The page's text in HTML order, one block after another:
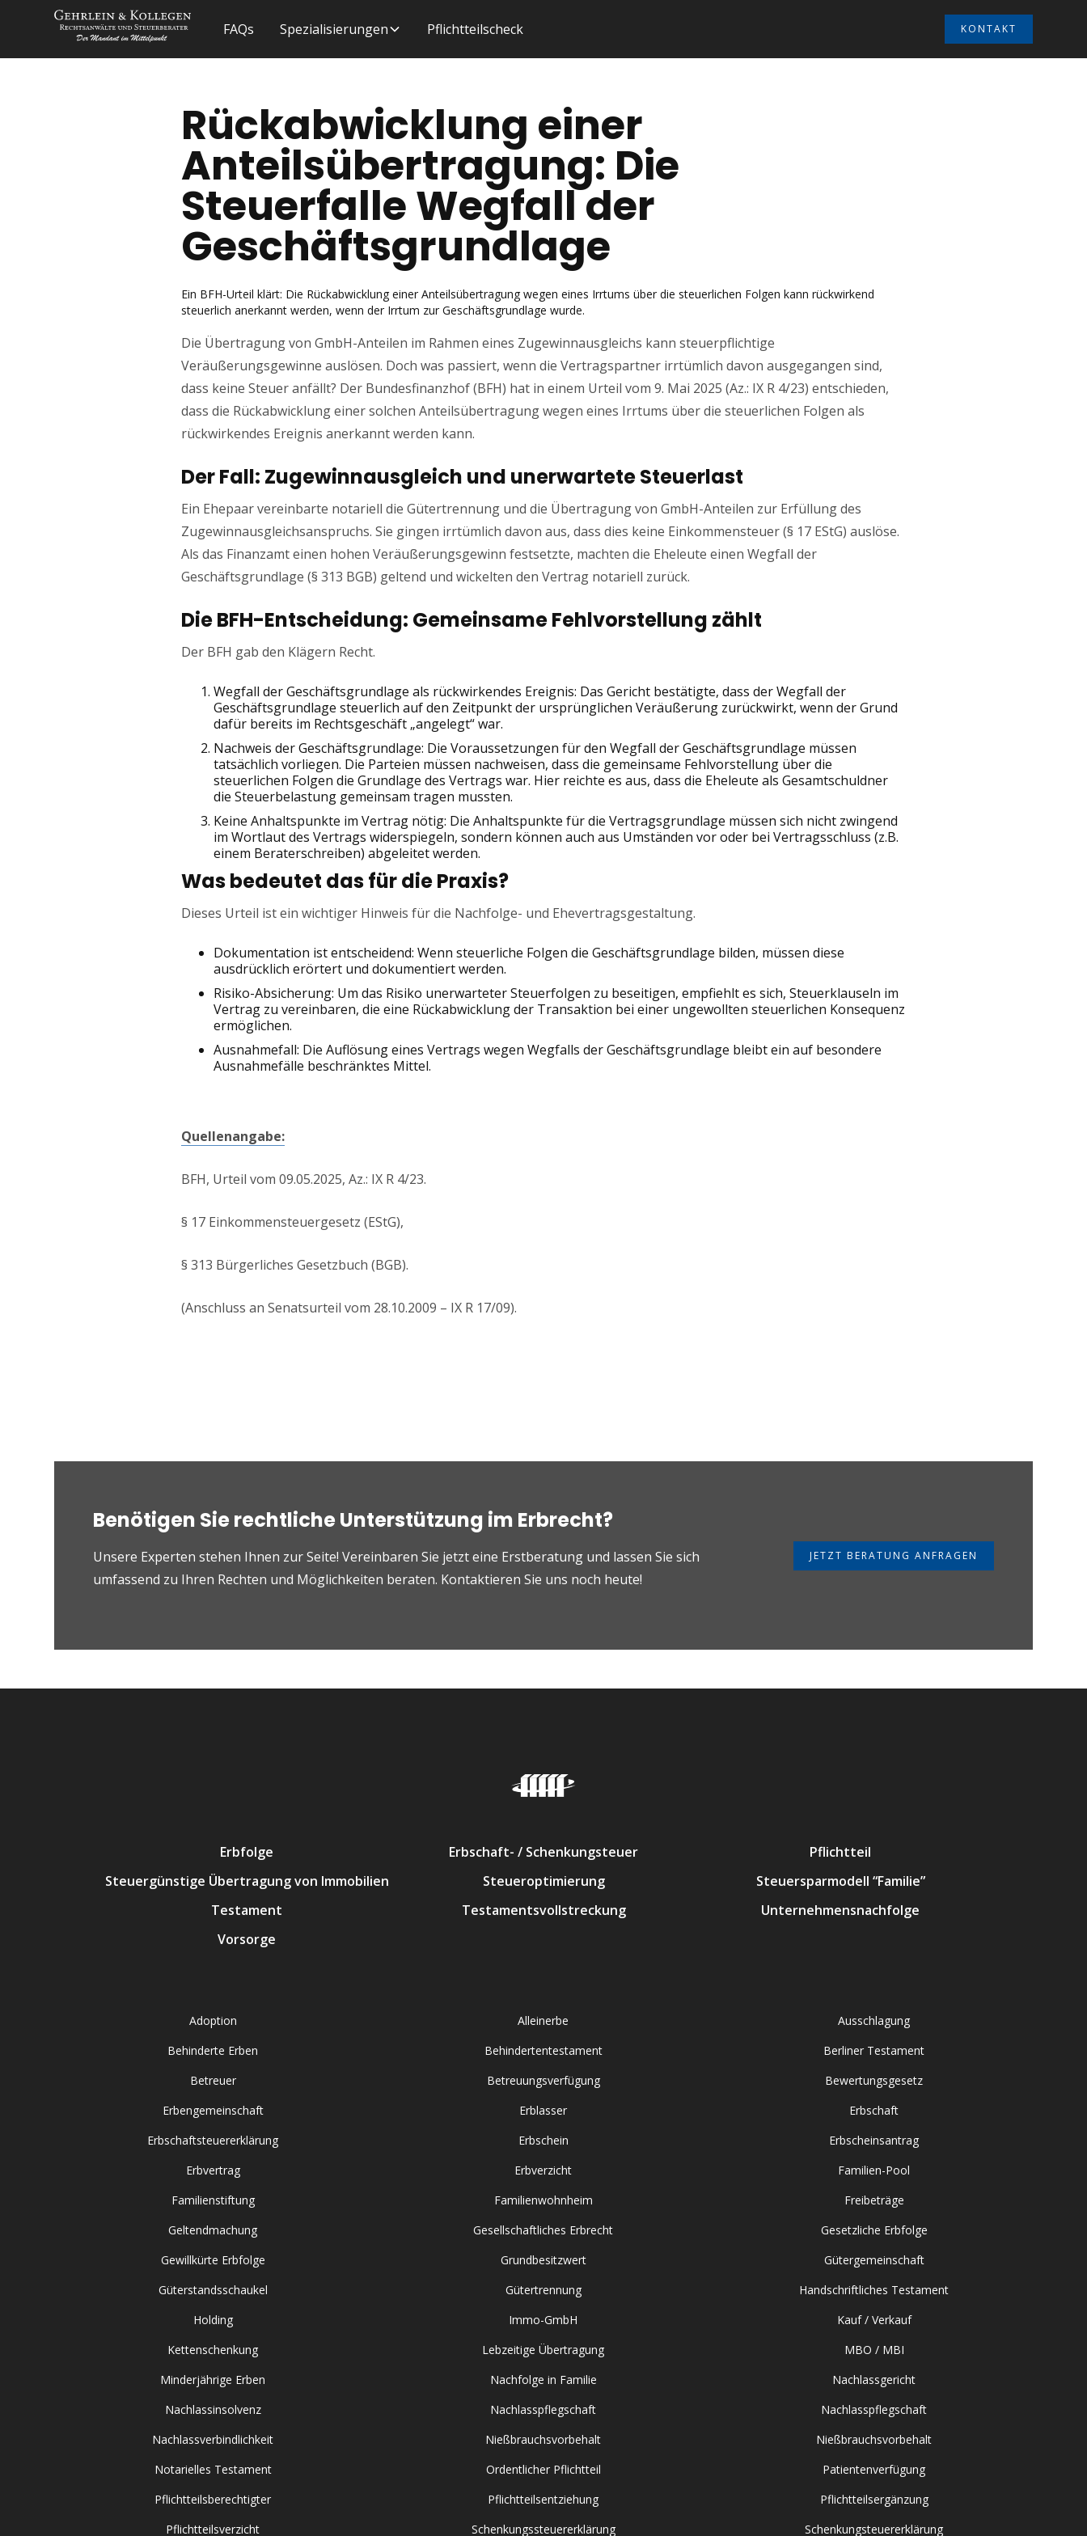
FAQs Spezialisierungen Pflichtteilscheck KONTAKT
Rückabwicklung einer
Anteilsübertragung: Die
Steuerfalle Wegfall der
Geschäftsgrundlage
Ein BFH-Urteil klärt: Die Rückabwicklung einer Anteilsübertragung wegen eines Irrtums über die steuerlichen Folgen kann rückwirkend
steuerlich anerkannt werden, wenn der Irrtum zur Geschäftsgrundlage wurde.
Die Übertragung von GmbH-Anteilen im Rahmen eines Zugewinnausgleichs kann steuerpflichtige
Veräußerungsgewinne auslösen. Doch was passiert, wenn die Vertragspartner irrtümlich davon ausgegangen sind,
dass keine Steuer anfällt? Der Bundesfinanzhof (BFH) hat in einem Urteil vom 9. Mai 2025 (Az.: IX R 4/23) entschieden,
dass die Rückabwicklung einer solchen Anteilsübertragung wegen eines Irrtums über die steuerlichen Folgen als
rückwirkendes Ereignis anerkannt werden kann.
Der Fall: Zugewinnausgleich und unerwartete Steuerlast
Ein Ehepaar vereinbarte notariell die Gütertrennung und die Übertragung von GmbH-Anteilen zur Erfüllung des
Zugewinnausgleichsanspruchs. Sie gingen irrtümlich davon aus, dass dies keine Einkommensteuer (§ 17 EStG) auslöse.
Als das Finanzamt einen hohen Veräußerungsgewinn festsetzte, machten die Eheleute einen Wegfall der
Geschäftsgrundlage (§ 313 BGB) geltend und wickelten den Vertrag notariell zurück.
Die BFH-Entscheidung: Gemeinsame Fehlvorstellung zählt
Der BFH gab den Klägern Recht.
Wegfall der Geschäftsgrundlage als rückwirkendes Ereignis: Das Gericht bestätigte, dass der Wegfall der
Geschäftsgrundlage steuerlich auf den Zeitpunkt der ursprünglichen Veräußerung zurückwirkt, wenn der Grund
dafür bereits im Rechtsgeschäft „angelegt“ war.
Nachweis der Geschäftsgrundlage: Die Voraussetzungen für den Wegfall der Geschäftsgrundlage müssen
tatsächlich vorliegen. Die Parteien müssen nachweisen, dass die gemeinsame Fehlvorstellung über die
steuerlichen Folgen die Grundlage des Vertrags war. Hier reichte es aus, dass die Eheleute als Gesamtschuldner
die Steuerbelastung gemeinsam tragen mussten.
Keine Anhaltspunkte im Vertrag nötig: Die Anhaltspunkte für die Vertragsgrundlage müssen sich nicht zwingend
im Wortlaut des Vertrags widerspiegeln, sondern können auch aus Umständen vor oder bei Vertragsschluss (z.B.
einem Beraterschreiben) abgeleitet werden.
Was bedeutet das für die Praxis?
Dieses Urteil ist ein wichtiger Hinweis für die Nachfolge- und Ehevertragsgestaltung.
Dokumentation ist entscheidend: Wenn steuerliche Folgen die Geschäftsgrundlage bilden, müssen diese
ausdrücklich erörtert und dokumentiert werden.
Risiko-Absicherung: Um das Risiko unerwarteter Steuerfolgen zu beseitigen, empfiehlt es sich, Steuerklauseln im
Vertrag zu vereinbaren, die eine Rückabwicklung der Transaktion bei einer ungewollten steuerlichen Konsequenz
ermöglichen.
Ausnahmefall: Die Auflösung eines Vertrags wegen Wegfalls der Geschäftsgrundlage bleibt ein auf besondere
Ausnahmefälle beschränktes Mittel.
Quellenangabe:
BFH, Urteil vom 09.05.2025, Az.: IX R 4/23.
§ 17 Einkommensteuergesetz (EStG),
§ 313 Bürgerliches Gesetzbuch (BGB).
(Anschluss an Senatsurteil vom 28.10.2009 – IX R 17/09).
Benötigen Sie rechtliche Unterstützung im Erbrecht?
Unsere Experten stehen Ihnen zur Seite! Vereinbaren Sie jetzt eine Erstberatung und lassen Sie sich
umfassend zu Ihren Rechten und Möglichkeiten beraten. Kontaktieren Sie uns noch heute!
JETZT BERATUNG ANFRAGEN
Erbfolge Erbschaft- / Schenkungsteuer
Pflichtteil
Steuergünstige Übertragung von Immobilien
Steueroptimierung
Steuersparmodell “Familie”
Testament
Testamentsvollstreckung
Unternehmensnachfolge
Vorsorge
Adoption Alleinerbe
Ausschlagung
Behinderte Erben
Behindertentestament
Berliner Testament
Betreuer
Betreuungsverfügung
Bewertungsgesetz
Erbengemeinschaft
Erblasser
Erbschaft
Erbschaftsteuererklärung
Erbschein
Erbscheinsantrag
Erbvertrag
Erbverzicht
Familien-Pool
Familienstiftung
Familienwohnheim
Freibeträge
Geltendmachung
Gesellschaftliches Erbrecht
Gesetzliche Erbfolge
Gewillkürte Erbfolge
Grundbesitzwert
Gütergemeinschaft
Güterstandsschaukel
Gütertrennung
Handschriftliches Testament
Holding
Immo-GmbH
Kauf / Verkauf
Kettenschenkung
Lebzeitige Übertragung
MBO / MBI
Minderjährige Erben
Nachfolge in Familie
Nachlassgericht
Nachlassinsolvenz
Nachlasspflegschaft
Nachlasspflegschaft
Nachlassverbindlichkeit
Nießbrauchsvorbehalt
Nießbrauchsvorbehalt
Notarielles Testament
Ordentlicher Pflichtteil
Patientenverfügung
Pflichtteilsberechtigter
Pflichtteilsentziehung
Pflichtteilsergänzung
Pflichtteilsverzicht
Schenkungssteuererklärung Schenkungsteuererklärung